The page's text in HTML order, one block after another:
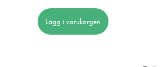
Lägg i varukorgen